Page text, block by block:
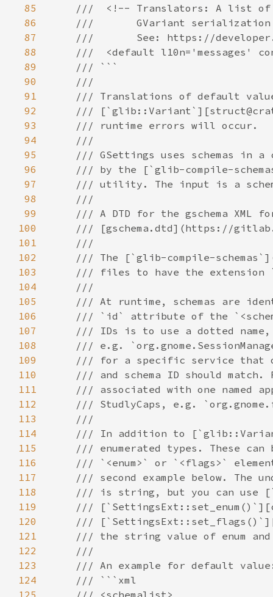
85
86
87
88
89
90
91
92
93
94
95
96
97
98
99
100
101
102
103
104
105
106
107
108
109
110
111
112
113
114
115
116
117
118
119
120
121
122
123
124
125